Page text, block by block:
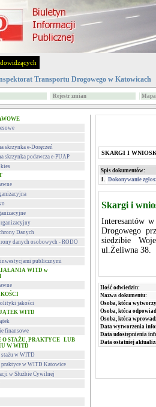
Transportu Drogowego w Katowicach
Rejestr zmian
skrzynka e-Doręczeń
skrzynka podawcza e-PUAP
Danych
danych osobowych - RODO
inwestycjami publicznymi
WITD w
jakości
WITD
finansowe
O STAŻU, PRAKTYCE LUB
W WITD
stażu w WITD
praktyce w WITD Katowice
w Służbie Cywilnej
SKARGI I
Spis dokumentów:
1. Dokonywanie
Skargi i
Interesantów
Drogowego
siedzibie
ul.Żeliwna 38.
Ilość odwiedzin:
Nazwa dokumentu:
Osoba, która
Osoba, która
Osoba, która
Data wytworzenia
Data udostępnienia
Data ostatniej